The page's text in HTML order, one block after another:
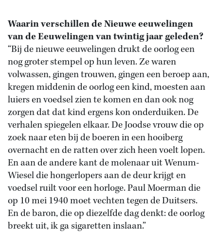
Waarin verschillen de Nieuwe eeuwelingen
van de Eeuwelingen van twintig jaar geleden?
“Bij de nieuwe eeuwelingen drukt de oorlog een
nog groter stempel op hun leven. Ze waren
volwassen, gingen trouwen, gingen een beroep aan,
kregen middenin de oorlog een kind, moesten aan
luiers en voedsel zien te komen en dan ook nog
zorgen dat dat kind ergens kon onderduiken. De
verhalen spiegelen elkaar. De Joodse vrouw die op
zoek naar eten bij de boeren in een hooiberg
overnacht en de ratten over zich heen voelt lopen.
En aan de andere kant de molenaar uit Wenum-
Wiesel die hongerlopers aan de deur krijgt en
voedsel ruilt voor een horloge. Paul Moerman die
op 10 mei 1940 moet vechten tegen de Duitsers.
En de baron, die op diezelfde dag denkt: de oorlog
breekt uit, ik ga sigaretten inslaan.”